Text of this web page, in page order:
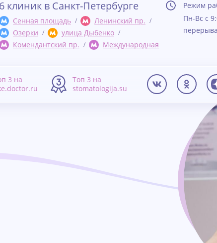
6 клиник в Санкт-Петербурге
Сенная площадь
Ленинский пр.
Озерки
улица Дыбенко
Комендантский пр.
Международная
Режим
Пн-Вс с
3 на
Топ 3 на
stomatologija.su